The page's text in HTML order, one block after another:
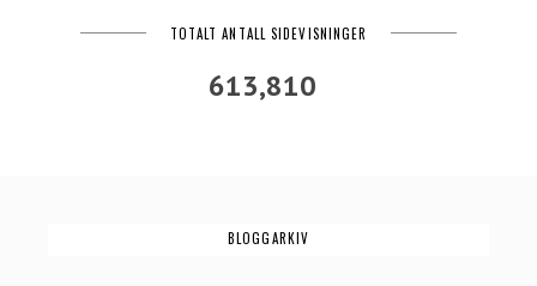
TOTALT ANTALL SIDEVISNINGER
613,810
BLOGGARKIV